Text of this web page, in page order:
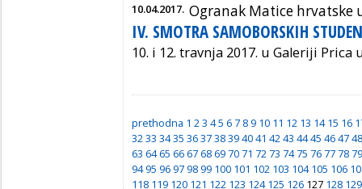
10.04.2017. Ogranak Matice hrvatske
IV. SMOTRA SAMOBORSKIH
10. i 12. travnja 2017. u Galeriji Prica
prethodna 1 23 45 6 7 8 9 10 11 12 13 14 15 16
3233 3435 363738394041 4243 4445 464748
63 64 65 66 67 68 69 70 71 72 73 74 75 76 77 78 79
94 95 96 97 98 99 100 101 102 103 104 105 106
118 119 120 121 122 123 124 125 126 127 128 129